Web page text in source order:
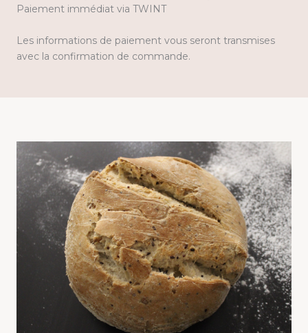
Paiement immédiat via TWINT
Les informations de paiement vous seront transmises
avec la confirmation de commande.